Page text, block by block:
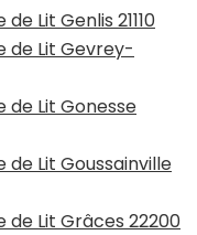
Lit Genlis 21110
de Lit Gevrey-
de Lit Gonesse
Lit Goussainville
Lit Grâces 22200